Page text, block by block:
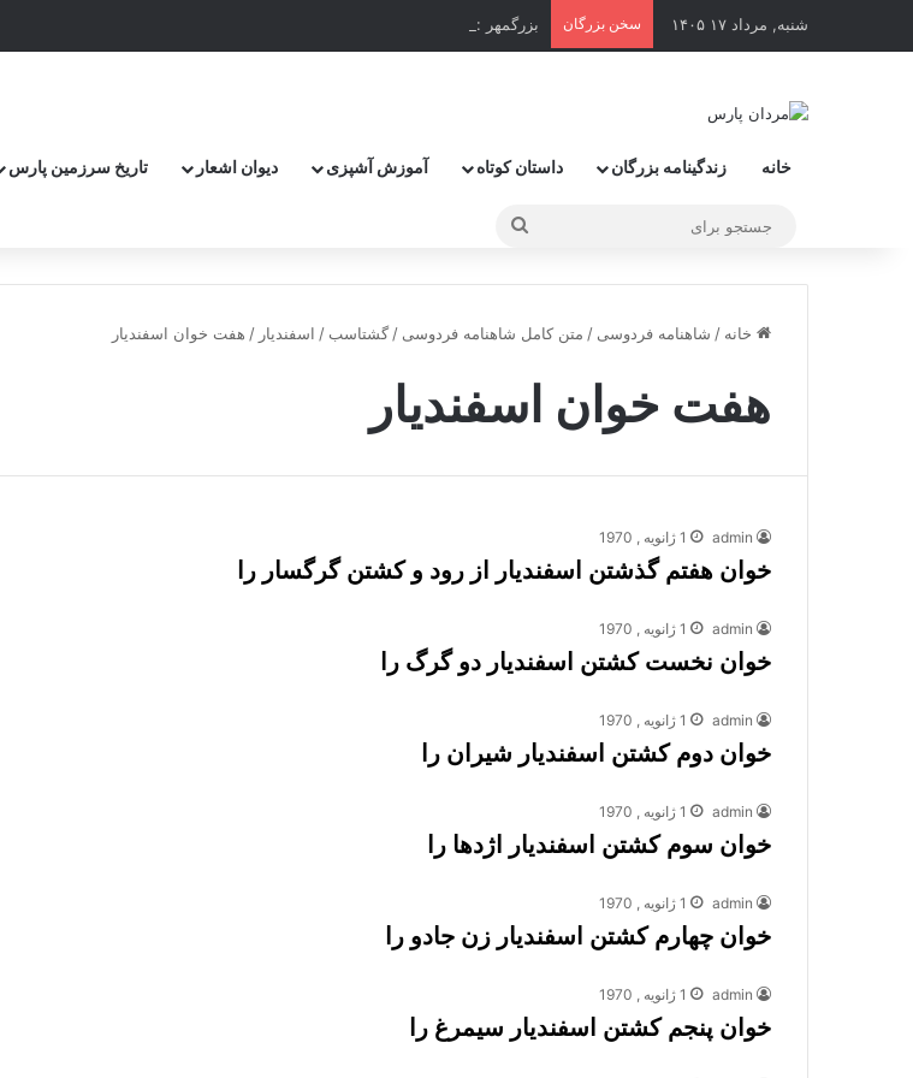
شنبه, مرداد ۱۷ ۱۴۰۵ سخن بزرگان بزرگمهر : زورمندترین و پر گزنده ترین اهرمن آز است ، که دیوی است ستمکار و
خانه زندگینامه بزرگان داستان کوتاه آموزش آشپزی دیوان اشعار تاریخ سرزمین پارس
جستجو
خانه / شاهنامه فردوسی / متن کامل شاهنامه فردوسی / گشتاسب / اسفندیار / هفت خوان اسفندیار
هفت خوان اسفندیار
admin 1 ژانویه , 1970
خوان هفتم گذشتن اسفندیار از رود و کشتن گرگسار را
admin 1 ژانویه , 1970
خوان نخست کشتن اسفندیار دو گرگ را
admin 1 ژانویه , 1970
خوان دوم کشتن اسفندیار شیران را
admin 1 ژانویه , 1970
خوان سوم کشتن اسفندیار اژدها را
admin 1 ژانویه , 1970
خوان چهارم کشتن اسفندیار زن جادو را
admin 1 ژانویه , 1970
خوان پنجم کشتن اسفندیار سیمرغ را